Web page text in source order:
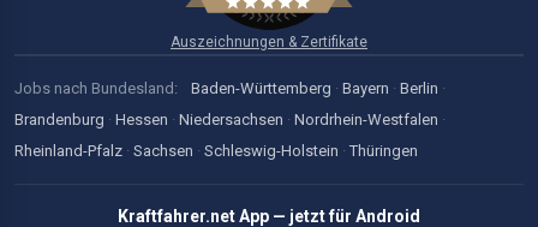
Auszeichnungen & Zertifikate
Jobs nach Bundesland: Baden-Württemberg · Bayern · Berlin ·
Brandenburg · Hessen · Niedersachsen · Nordrhein-Westfalen ·
Rheinland-Pfalz · Sachsen · Schleswig-Holstein · Thüringen
Kraftfahrer.net App — jetzt für Android